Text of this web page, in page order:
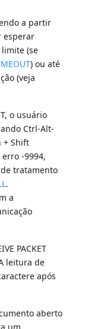
a partir
esperar
(se
) ou até
(veja
o usuário
Ctrl-Alt-
+ Shift
-9994,
tratamento
.
a
PACKET
leitura de
após
aberto